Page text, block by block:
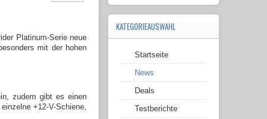
Platinum-Serie neue
mit der hohen
zudem gibt es einen
+12-V-Schiene,
KATEGORIEAUSWAHL
Startseite
News
Deals
Testberichte